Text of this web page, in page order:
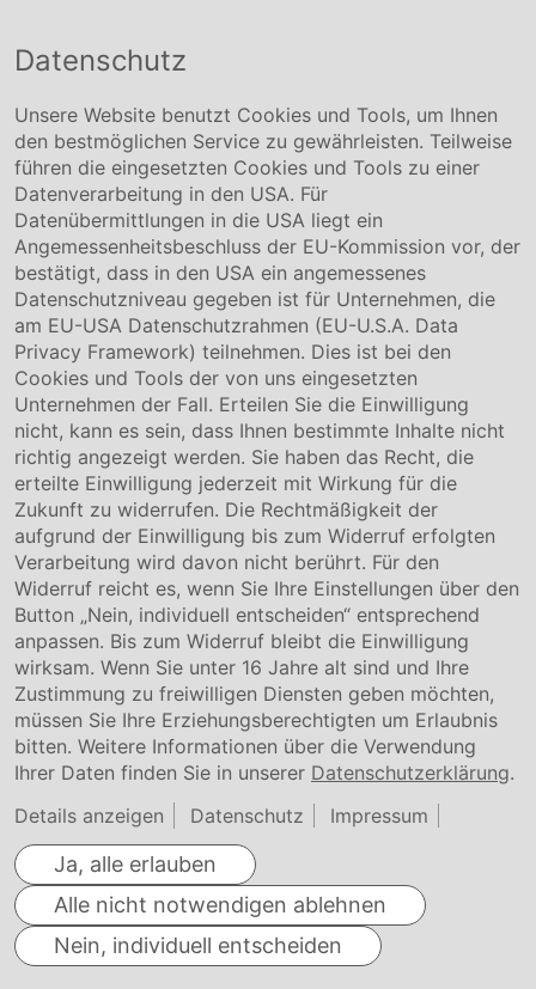
Conmetall Meister GmbH
+49 5141-180
info@conmetallmeister.de
www.conmetallmeister.de
Unternehmen
Über uns
Compliance
Hinweisgebersystem
Karriere
Service & Kontakt
Kontakt
Downloads
Garantiebedingungen
Zertifikate
Rechtliches
Impressum
AGB
Datenschutz
Cookie Einstellung
Datenschutz
Unsere Website benutzt Cookies und Tools, um Ihnen
den bestmöglichen Service zu gewährleisten. Teilweise
führen die eingesetzten Cookies und Tools zu einer
Datenverarbeitung in den USA. Für
Datenübermittlungen in die USA liegt ein
Angemessenheitsbeschluss der EU-Kommission vor, der
bestätigt, dass in den USA ein angemessenes
Datenschutzniveau gegeben ist für Unternehmen, die
am EU-USA Datenschutzrahmen (EU-U.S.A. Data
Privacy Framework) teilnehmen. Dies ist bei den
Cookies und Tools der von uns eingesetzten
Unternehmen der Fall. Erteilen Sie die Einwilligung
nicht, kann es sein, dass Ihnen bestimmte Inhalte nicht
richtig angezeigt werden. Sie haben das Recht, die
erteilte Einwilligung jederzeit mit Wirkung für die
Zukunft zu widerrufen. Die Rechtmäßigkeit der
aufgrund der Einwilligung bis zum Widerruf erfolgten
Verarbeitung wird davon nicht berührt. Für den
Widerruf reicht es, wenn Sie Ihre Einstellungen über den
Button „Nein, individuell entscheiden“ entsprechend
anpassen. Bis zum Widerruf bleibt die Einwilligung
wirksam. Wenn Sie unter 16 Jahre alt sind und Ihre
Zustimmung zu freiwilligen Diensten geben möchten,
müssen Sie Ihre Erziehungsberechtigten um Erlaubnis
bitten. Weitere Informationen über die Verwendung
Ihrer Daten finden Sie in unserer Datenschutzerklärung.
Details anzeigen
Datenschutz Impressum
Ja, alle erlauben
Alle nicht notwendigen ablehnen
Nein, individuell entscheiden